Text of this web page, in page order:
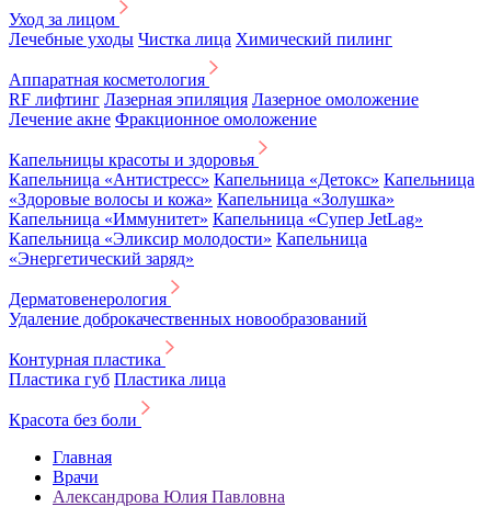
Уход за лицом
Лечебные уходы Чистка лица Химический пилинг
Аппаратная косметология
RF лифтинг Лазерная эпиляция Лазерное омоложение
Лечение акне Фракционное омоложение
Капельницы красоты и здоровья
Капельница «Антистресс» Капельница «Детокс» Капельница
«Здоровые волосы и кожа» Капельница «Золушка»
Капельница «Иммунитет» Капельница «Супер JetLag»
Капельница «Эликсир молодости» Капельница
«Энергетический заряд»
Дерматовенерология
Удаление доброкачественных новообразований
Контурная пластика
Пластика губ Пластика лица
Красота без боли
Главная
Врачи
Александрова Юлия Павловна